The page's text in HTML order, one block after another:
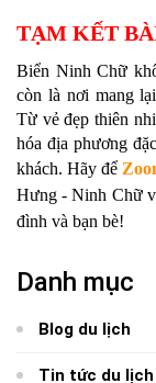
Danh mục
Blog du lịch
Tin tức du lịch
TẠM KẾT
Biển Ninh Chữ
còn là nơi mang
Từ vẻ đẹp thiên
hóa địa phương
khách. Hãy để
Hưng - Ninh Chữ
đình và bạn bè!